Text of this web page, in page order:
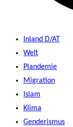
Inland D/AT
Welt
Plandemie
Migration
Islam
Klima
Genderismus